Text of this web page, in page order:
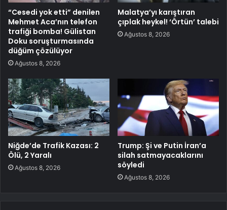
“Cesedi yok etti” denilen
Mehmet Aca’nın telefon
trafiği bomba! Gülistan
Doku soruşturmasında
düğüm çözülüyor
Ağustos 8, 2026
Malatya’yı karıştıran
çıplak heykel! ‘Örtün’ talebi
Ağustos 8, 2026
Niğde’de Trafik Kazası: 2
Ölü, 2 Yaralı
Ağustos 8, 2026
Trump: Şi ve Putin İran’a
silah satmayacaklarını
söyledi
Ağustos 8, 2026